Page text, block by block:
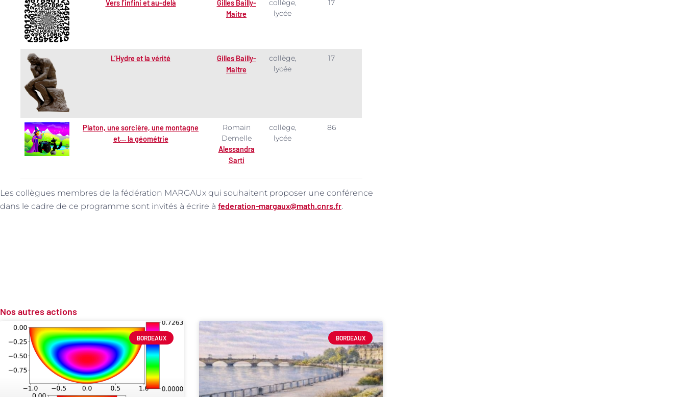
Vers l’infini et au-delà
Gilles Bailly-
Maitre
collège,
lycée
17
L’Hydre et la vérité
Gilles Bailly-
Maitre
collège,
lycée
17
Platon, une sorcière, une montagne
et… la géométrie
Romain
Demelle
Alessandra
Sarti
collège,
lycée
86
Les collègues membres de la fédération MARGAUx qui souhaitent proposer une conférence
dans le cadre de ce programme sont invités à écrire à federation-margaux@math.cnrs.fr.
Nos autres actions
BORDEAUX BORDEAUX